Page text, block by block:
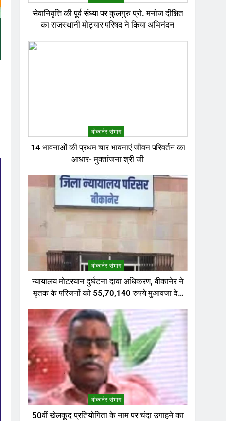
सेवानिवृत्ति की पूर्व संध्या पर कुलगुरु प्रो. मनोज दीक्षित
का राजस्थानी मोट्यार परिषद ने किया अभिनंदन
बीकानेर संभाग
14 भावनाओं की प्रथम चार भावनाएं जीवन परिवर्तन का
आधार- मुक्तांजना श्री जी
बीकानेर संभाग
न्यायालय मोटरयान दुर्घटना दावा अधिकरण, बीकानेर ने
मृतक के परिजनों को 55,70,140 रुपये मुआवजा देने
बीकानेर संभाग
50वीं खेलकूद प्रतियोगिता के नाम पर चंदा उगाहने का